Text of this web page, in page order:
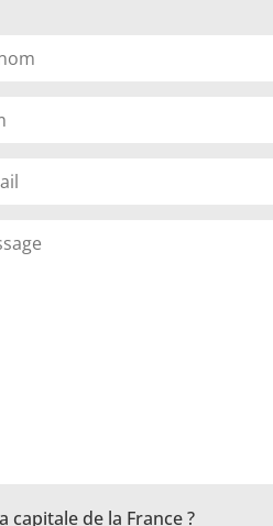
capitale de la France ?